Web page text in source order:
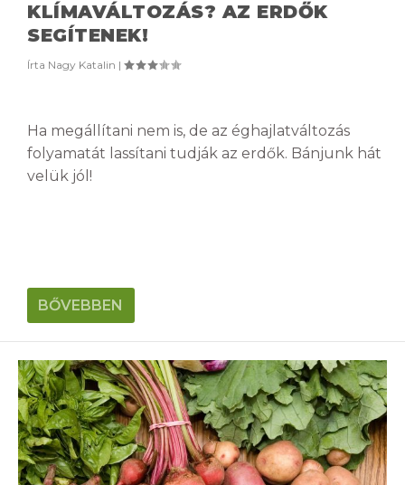
KLÍMAVÁLTOZÁS? AZ ERDŐK
SEGÍTENEK!
Írta Nagy Katalin |
Ha megállítani nem is, de az éghajlatváltozás
folyamatát lassítani tudják az erdők. Bánjunk hát
velük jól!
BŐVEBBEN